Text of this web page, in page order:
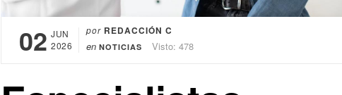
02 JUN
2026
por REDACCIÓN C
en NOTICIAS Visto: 478